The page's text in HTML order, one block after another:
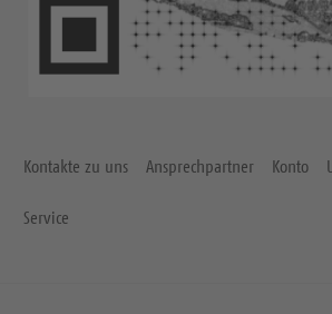
Kontakte zu uns Ansprechpartner Konto
Service